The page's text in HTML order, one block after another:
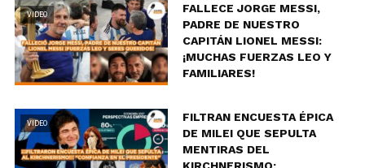
VIDEO
FALLECE JORGE MESSI,
PADRE DE NUESTRO
CAPITÁN LIONEL MESSI:
¡MUCHAS FUERZAS LEO Y
FAMILIARES!
VIDEO
FILTRAN ENCUESTA ÉPICA
DE MILEI QUE SEPULTA
MENTIRAS DEL
KIRCHNERISMO: